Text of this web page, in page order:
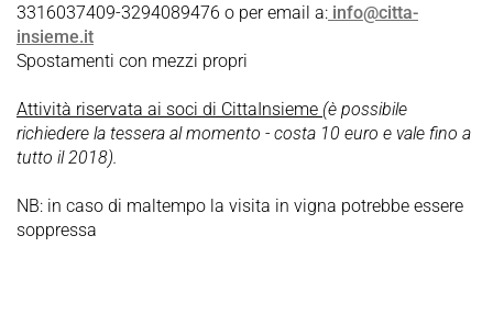
3316037409-3294089476 o per email a: info@citta-
insieme.it
Spostamenti con mezzi propri
Attività riservata ai soci di CittaInsieme (è possibile
richiedere la tessera al momento - costa 10 euro e vale fino a
tutto il 2018).
NB: in caso di maltempo la visita in vigna potrebbe essere
soppressa